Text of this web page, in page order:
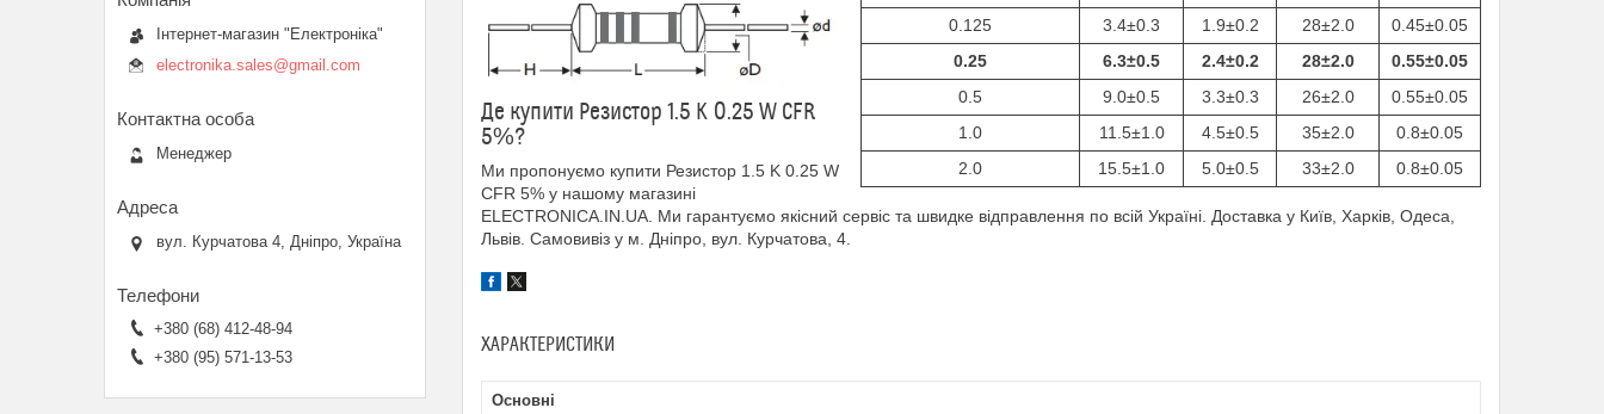
0.125
3.4±0.3 1.9±0.2 28±2.0
0.45±0.05
0.25
6.3±0.5 2.4±0.2 28±2.0
0.55±0.05
0.5
9.0±0.5 3.3±0.3 26±2.0
0.55±0.05
1.0
11.5±1.0 4.5±0.5 35±2.0
0.8±0.05
2.0
15.5±1.0 5.0±0.5 33±2.0 0.8±0.05
Де купити Резистор 1.5 K 0.25 W CFR
5%?
Ми пропонуємо купити Резистор 1.5 K 0.25 W
CFR 5% у нашому магазині
ELECTRONICA.IN.UA. Ми гарантуємо якісний сервіс та швидке відправлення по всій Україні. Доставка у Київ, Харків, Одеса,
Львів. Самовивіз у м. Дніпро, вул. Курчатова, 4.
ХАРАКТЕРИСТИКИ
Основні
Інтернет-магазин "Електроніка"
electronika.sales@gmail.com
Менеджер
вул. Курчатова 4, Дніпро, Україна
+380 (68) 412-48-94
+380 (95) 571-13-53